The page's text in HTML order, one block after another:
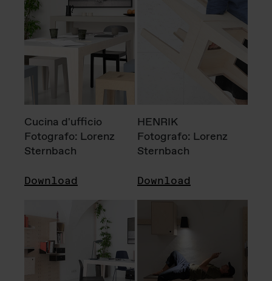
Cucina d'ufficio
Fotografo: Lorenz
Sternbach
Download
HENRIK
Fotografo: Lorenz
Sternbach
Download